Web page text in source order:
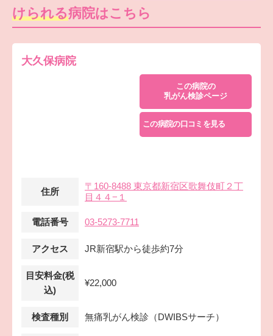
けられる病院はこちら
大久保病院
この病院の
乳がん検診ページ
この病院の口コミを見る
住所
〒160-8488 東京都新宿区歌舞伎町２丁
目４４−１
電話番号 03-5273-7711
アクセス JR新宿駅から徒歩約7分
目安料金(税
込)
¥22,000
検査種別 無痛乳がん検診（DWIBSサーチ）